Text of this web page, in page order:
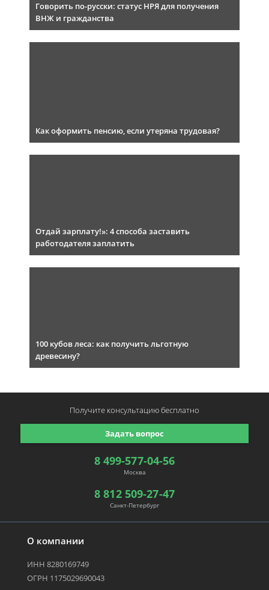
Говорить по-русски: статус НРЯ для получения
ВНЖ и гражданства
Как оформить пенсию, если утеряна трудовая?
Отдай зарплату!»: 4 способа заставить
работодателя заплатить
100 кубов леса: как получить льготную
древесину?
О компании
ИНН 8280169749
ОГРН 1175029690043
8 499-577-04-56
Москва
8 812 509-27-47
Санкт-Петербург
Задать вопрос
Получите консультациюбесплатно